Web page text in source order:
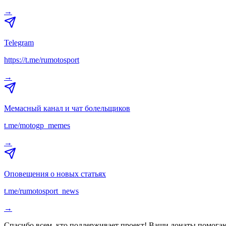
→
Telegram
https://t.me/rumotosport
→
Мемасный канал и чат болельщиков
t.me/motogp_memes
→
Оповещения о новых статьях
t.me/rumotosport_news
→